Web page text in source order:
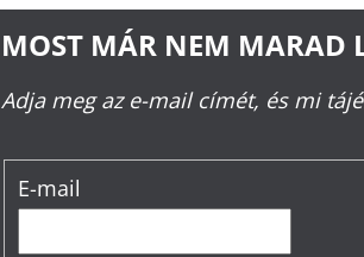
MOST MÁR NEM MARAD
Adja meg az e-mail címét, és mi
E-mail